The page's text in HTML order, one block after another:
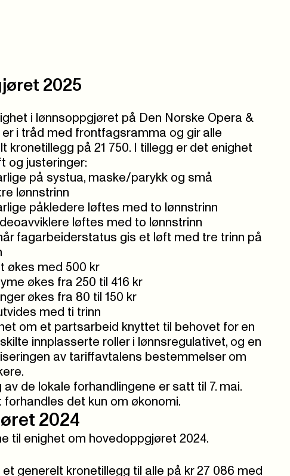
2025
i lønnsoppgjøret på Den Norske Opera &
i tråd med frontfagsramma og gir alle
kronetillegg på 21 750. I tillegg er det enighet
og justeringer:
på systua, maske/parykk og små
lønnstrinn
påkledere løftes med to lønnstrinn
løftes med to lønnstrinn
fagarbeiderstatus gis et løft med tre trinn på
økes med 500 kr
økes fra 250 til 416 kr
økes fra 80 til 150 kr
med ti trinn
om et partsarbeid knyttet til behovet for en
innplasserte roller i lønnsregulativet, og en
av tariffavtalens bestemmelser om
av de lokale forhandlingene er satt til 7. mai.
forhandles det kun om økonomi.
2024
til enighet om hovedoppgjøret 2024.
generelt kronetillegg til alle på kr 27 086 med